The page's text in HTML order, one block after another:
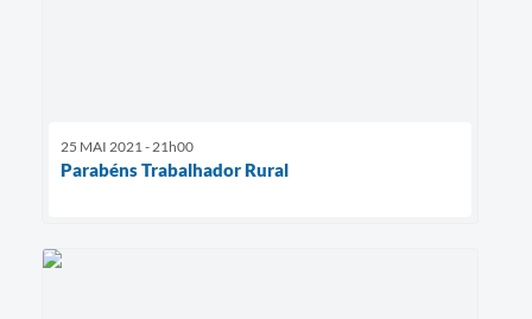
25 MAI 2021 - 21h00
Parabéns Trabalhador Rural